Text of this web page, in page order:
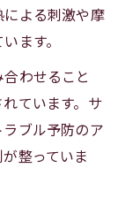
ケア習慣
ア実践法
の選び方
い
術方法比較
特徴を解説
よる刺激や摩
ます。
わせること
ています。サ
ブル予防のア
整っていま